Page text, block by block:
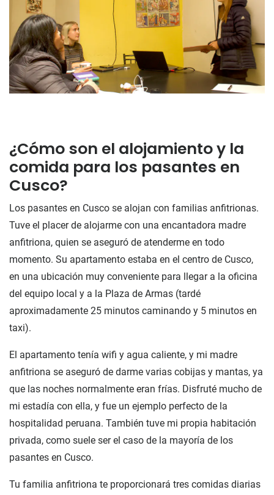
¿Cómo son el alojamiento y la
comida para los pasantes en
Cusco?
Los pasantes en Cusco se alojan con familias anfitrionas.
Tuve el placer de alojarme con una encantadora madre
anfitriona, quien se aseguró de atenderme en todo
momento. Su apartamento estaba en el centro de Cusco,
en una ubicación muy conveniente para llegar a la oficina
del equipo local y a la Plaza de Armas (tardé
aproximadamente 25 minutos caminando y 5 minutos en
taxi).
El apartamento tenía wifi y agua caliente, y mi madre
anfitriona se aseguró de darme varias cobijas y mantas, ya
que las noches normalmente eran frías. Disfruté mucho de
mi estadía con ella, y fue un ejemplo perfecto de la
hospitalidad peruana. También tuve mi propia habitación
privada, como suele ser el caso de la mayoría de los
pasantes en Cusco.
Tu familia anfitriona te proporcionará tres comidas diarias